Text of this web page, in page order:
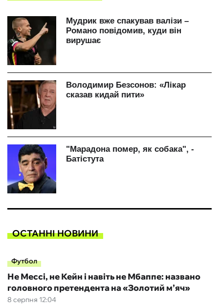
ОСТАННІ НОВИНИ
Футбол
8 серпня 12:04
Не Мессі, не Кейн і навіть не Мбаппе: названо
головного претендента на «Золотий м’яч»